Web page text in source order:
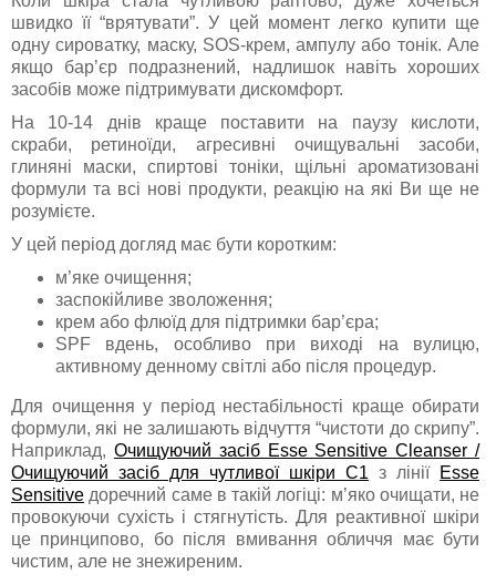
швидко її “врятувати”. У цей момент легко купити ще
одну сироватку, маску, SOS-крем, ампулу або тонік. Але
якщо бар’єр подразнений, надлишок навіть хороших
засобів може підтримувати дискомфорт.
На 10-14 днів краще поставити на паузу кислоти,
скраби, ретиноїди, агресивні очищувальні засоби,
глиняні маски, спиртові тоніки, щільні ароматизовані
формули та всі нові продукти, реакцію на які Ви ще не
розумієте.
У цей період догляд має бути коротким:
м’яке очищення;
заспокійливе зволоження;
крем або флюїд для підтримки бар’єра;
SPF вдень, особливо при виході на вулицю,
активному денному світлі або після процедур.
Для очищення у період нестабільності краще обирати
формули, які не залишають відчуття “чистоти до скрипу”.
Наприклад, Очищуючий засіб Esse Sensitive Cleanser /
Очищуючий засіб для чутливої шкіри C1 з лінії Esse
Sensitive доречний саме в такій логіці: м’яко очищати, не
провокуючи сухість і стягнутість. Для реактивної шкіри
це принципово, бо після вмивання обличчя має бути
чистим, але не знежиреним.